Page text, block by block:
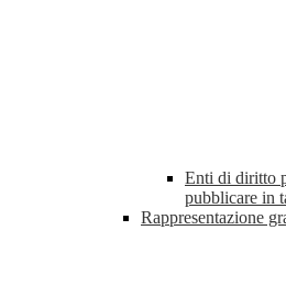
Enti di diritto
pubblicare in
Rappresentazione